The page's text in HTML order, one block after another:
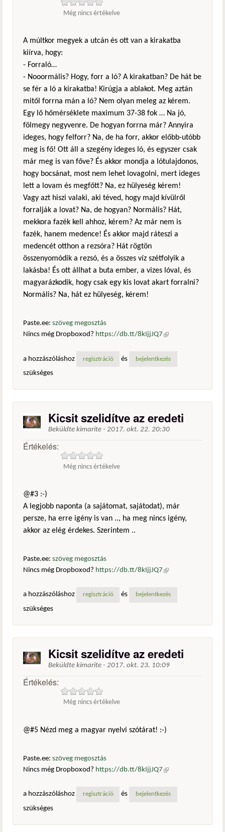
Még nincs értékelve
A múltkor megyek a utcán és ott van a kirakatba
kiírva, hogy:
- Forraló…
- Nooormális? Hogy, forr a ló? A kirakatban? De hát be
se fér a ló a kirakatba! Kirúgja a ablakot. Meg aztán
mitől forrna mán a ló? Nem olyan meleg az kérem.
Egy lő hőmérséklete maximum 37-38 fok … Na jó,
fölmegy negyvenre. De hogyan forrna már? Annyira
ideges, hogy felforr? Na, de ha forr, akkor előbb-utóbb
meg is fő! Ott áll a szegény ideges ló, és egyszer csak
már meg is van főve? És akkor mondja a lótulajdonos,
hogy bocsánat, most nem lehet lovagolni, mert ideges
lett a lovam és megfőtt? Na, ez hülyeség kérem!
Vagy azt hiszi valaki, aki téved, hogy majd kívülről
forralják a lovat? Na, de hogyan? Normális? Hát,
mekkora fazék kell ahhoz, kérem? Az már nem is
fazék, hanem medence! És akkor majd ráteszi a
medencét otthon a rezsóra? Hát rögtön
összenyomódik a rezsó, és a összes víz szétfolyik a
lakásba! És ott állhat a buta ember, a vizes lóval, és
magyarázkodik, hogy csak egy kis lovat akart forralni?
Normális? Na, hát ez hülyeség, kérem!
Paste.ee: szöveg megosztás
Nincs még Dropboxod? https://db.tt/8kIjjJQ7 (külső
a hozzászóláshoz
regisztráció és bejelentkezés
szükséges
Kicsit szelidítve az eredeti
Beküldte kimarite - 2017. okt. 22. 20:30
Értékelés:
Még nincs értékelve
@#3 :-)
A legjobb naponta (a sajátomat, sajátodat), már
persze, ha erre igény is van .., ha meg nincs igény,
akkor az elég érdekes. Szerintem ..
Paste.ee: szöveg megosztás
Nincs még Dropboxod? https://db.tt/8kIjjJQ7 (külső
a hozzászóláshoz
regisztráció és bejelentkezés
szükséges
Kicsit szelidítve az eredeti
Beküldte kimarite - 2017. okt. 23. 10:09
Értékelés:
Még nincs értékelve
@#5 Nézd meg a magyar nyelvi szótárat! :-)
Paste.ee: szöveg megosztás
Nincs még Dropboxod? https://db.tt/8kIjjJQ7 (külső
a hozzászóláshoz
regisztráció és bejelentkezés
szükséges